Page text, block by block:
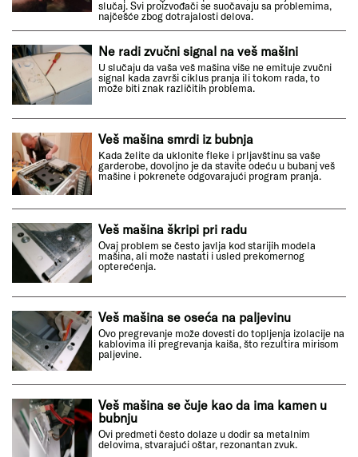
slučaj. Svi proizvođači se suočavaju sa problemima,
najčešće zbog dotrajalosti delova.
Ne radi zvučni signal na veš mašini
U slučaju da vaša veš mašina više ne emituje zvučni
signal kada završi ciklus pranja ili tokom rada, to
može biti znak različitih problema.
Veš mašina smrdi iz bubnja
Kada želite da uklonite fleke i prljavštinu sa vaše
garderobe, dovoljno je da stavite odeću u bubanj veš
mašine i pokrenete odgovarajući program pranja.
Veš mašina škripi pri radu
Ovaj problem se često javlja kod starijih modela
mašina, ali može nastati i usled prekomernog
opterećenja.
Veš mašina se oseća na paljevinu
Ovo pregrevanje može dovesti do topljenja izolacije na
kablovima ili pregrevanja kaiša, što rezultira mirisom
paljevine.
Veš mašina se čuje kao da ima kamen u
bubnju
Ovi predmeti često dolaze u dodir sa metalnim
delovima, stvarajući oštar, rezonantan zvuk.